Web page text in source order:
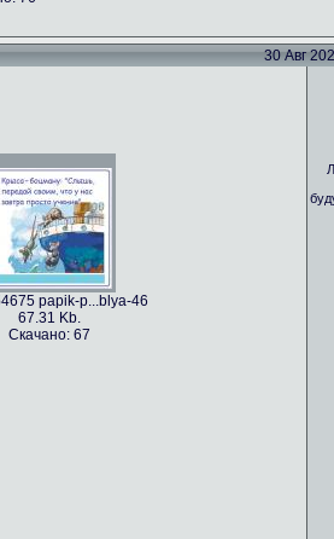
30 Авг
papik-p...blya-46
67.31 Kb.
Скачано: 67